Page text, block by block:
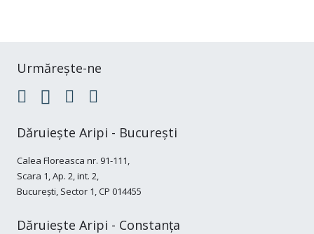
Urmărește-ne
Dăruiește Aripi - București
Calea Floreasca nr. 91-111,
Scara 1, Ap. 2, int. 2,
București, Sector 1, CP 014455
Dăruiește Aripi - Constanța